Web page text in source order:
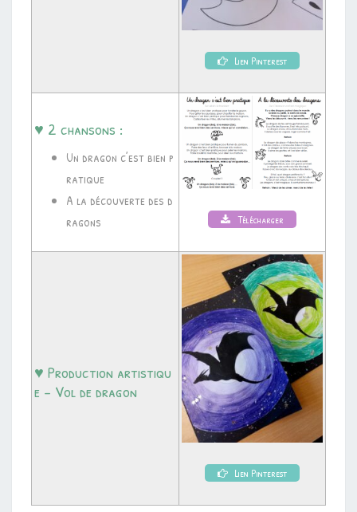
Lien Pinterest
♥ 2 chansons :
Un dragon c’est bien p
ratique
A la découverte des d
ragons
Télécharger
♥ Production artistiqu
e – Vol de dragon
Lien Pinterest